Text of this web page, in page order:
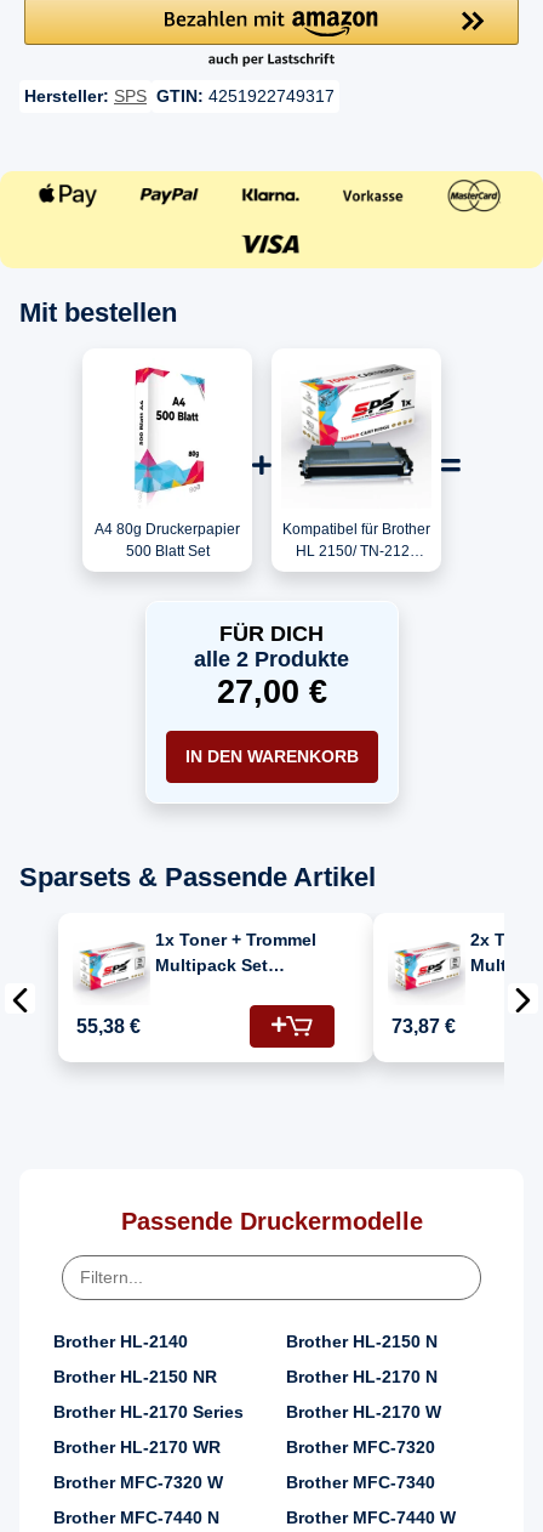
Hersteller: SPS GTIN: 4251922749317
Mit bestellen
A4 80g Druckerpapier
500 Blatt Set
Kompatibel für Brother
HL 2150/ TN-2120
Toner Schwarz
FÜR DICH
alle 2 Produkte
27,00 €
IN DEN WARENKORB
Sparsets & Passende Artikel
1x Toner + Trommel
Multipack Set
Brother HL 2150 (DR-
2100, TN-2120)
55,38 €
2x
Brother
73,87 €
Passende Druckermodelle
Brother HL-2140
Brother HL-2150 N
Brother HL-2150 NR
Brother HL-2170 N
Brother HL-2170 Series
Brother HL-2170 W
Brother HL-2170 WR
Brother MFC-7320
Brother MFC-7320 W
Brother MFC-7340
Brother MFC-7440 N
Brother MFC-7440 W